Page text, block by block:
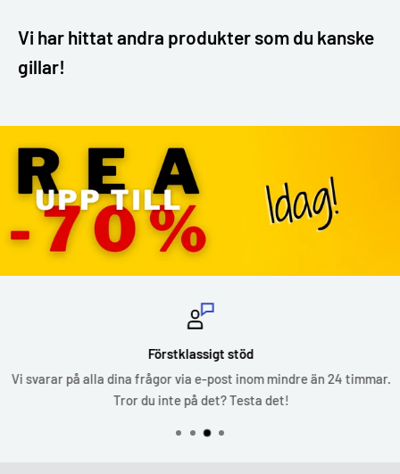
Vi har hittat andra produkter som du kanske
gillar!
Förstklassigt stöd
Vi svarar på alla dina frågor via e-post inom mindre än 24 timmar.
Tror du inte på det? Testa det!